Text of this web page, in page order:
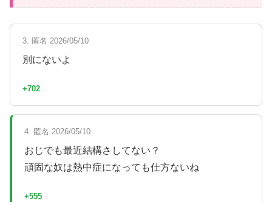
3. 匿名 2026/05/10
別にないよ
+702
4. 匿名 2026/05/10
おじでも最近結構さしてない？
頑固な奴は熱中症になっても仕方ないね
+555